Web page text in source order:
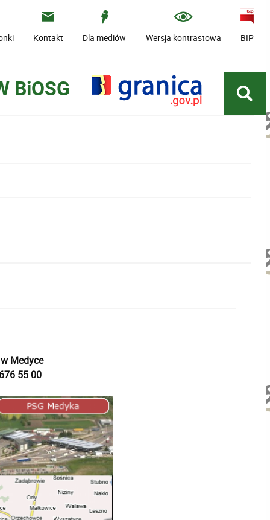
Kontakt Dla mediów Wersja kontrastowa BIP
BiOSG
Medyce
55 00